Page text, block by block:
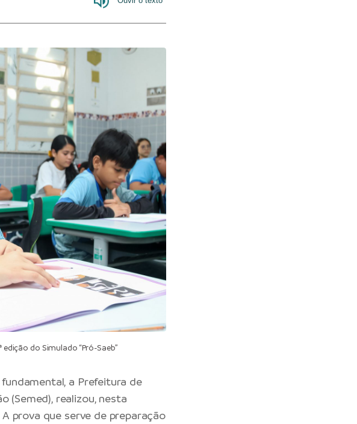
do Simulado “Pró-Saeb”
a Prefeitura de
(Semed), realizou, nesta
A prova que serve de preparação